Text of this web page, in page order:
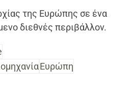
της Ευρώπης σε ένα
διεθνές περιβάλλον.
Ευρώπη